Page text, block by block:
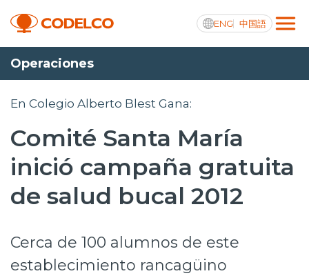
ENG 中国語
Transparencia activa
Sustentabilidad
Innovación
Operaciones
En Colegio Alberto Blest Gana:
Comité Santa María
inició campaña gratuita
de salud bucal 2012
Cerca de 100 alumnos de este
establecimiento rancagüino